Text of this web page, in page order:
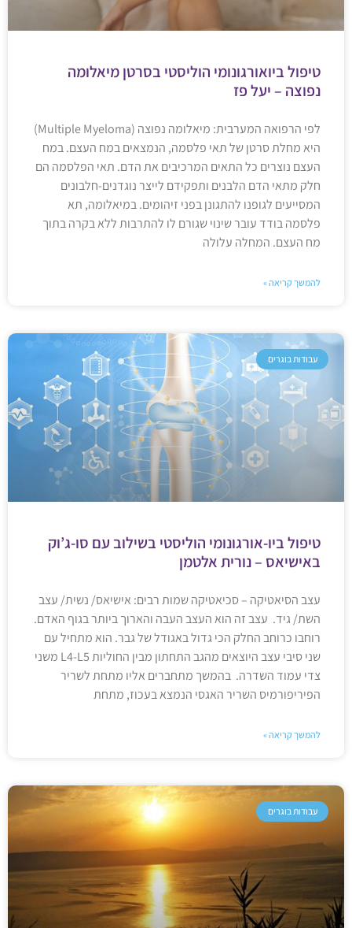
טיפול ביואורגונומי הוליסטי בסרטן מיאלומה
נפוצה – יעל פז
לפי הרפואה המערבית: מיאלומה נפוצה (Multiple Myeloma)
היא מחלת סרטן של תאי פלסמה, הנמצאים במח העצם. במח
העצם נוצרים כל התאים המרכיבים את הדם. תאי הפלסמה הם
חלק מתאי הדם הלבנים ותפקידם לייצר נוגדנים-חלבונים
המסייעים לגופנו להתגונן בפני זיהומים. במיאלומה, תא
פלסמה בודד עובר שינוי שגורם לו להתרבות ללא בקרה בתוך
מח העצם. המחלה עלולה
להמשך קריאה »
עבודות בוגרים
טיפול ביו-אורגונומי הוליסטי בשילוב עם סו-ג’וק
באישיאס – נורית אלטמן
עצב הסיאטיקה – סכיאטיקה שמות רבים: אישיאס/ נשית/ עצב
השת/ גיד. עצב זה הוא העצב העבה והארוך ביותר בגוף האדם.
רוחבו כרוחב החלק הכי גדול באגודל של גבר. הוא מתחיל עם
שני סיבי עצב היוצאים מהגב התחתון מבין החוליות L4-L5 משני
צדי עמוד השדרה. בהמשך מתחברים אליו מתחת לשריר
הפיריפורמיס השריר האגסי הנמצא בעכוז, מתחת
להמשך קריאה »
עבודות בוגרים